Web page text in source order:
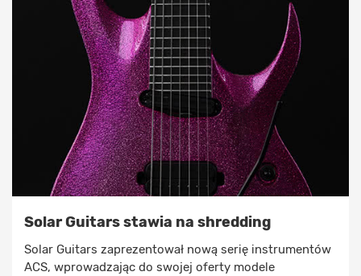
Solar Guitars stawia na shredding
Solar Guitars zaprezentował nową serię instrumentów
ACS, wprowadzając do swojej oferty modele